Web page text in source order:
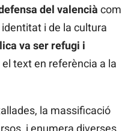
del valencià com
i de la cultura
va ser refugi i
text en referència a la
la massificació